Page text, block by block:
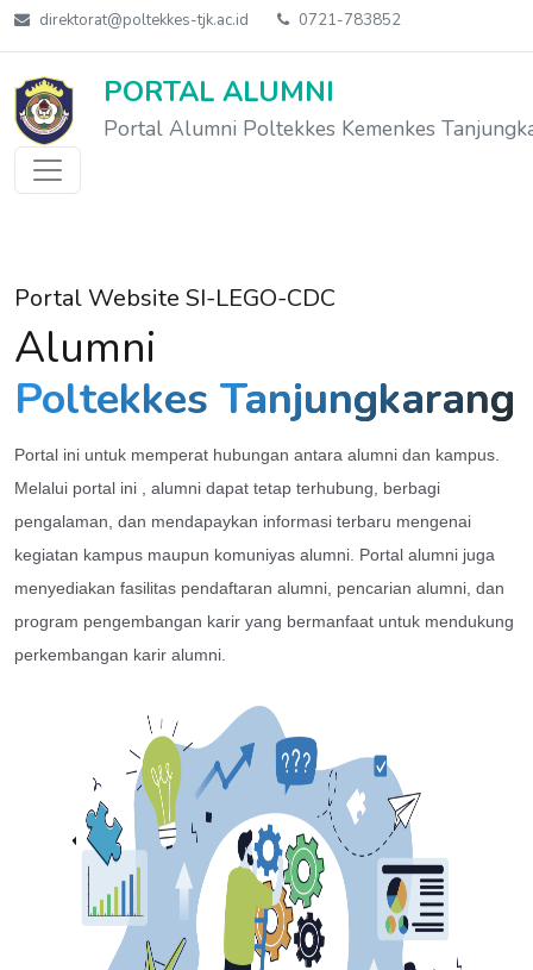
direktorat@poltekkes-tjk.ac.id 0721-783852
PORTAL ALUMNI
Portal Alumni Poltekkes Kemenkes
Portal Website SI-LEGO-CDC
Alumni
Poltekkes Tanjungkarang
Portal ini untuk memperat hubungan antara alumni dan kampus.
Melalui portal ini , alumni dapat tetap terhubung, berbagi
pengalaman, dan mendapaykan informasi terbaru mengenai
kegiatan kampus maupun komuniyas alumni. Portal alumni juga
menyediakan fasilitas pendaftaran alumni, pencarian alumni, dan
program pengembangan karir yang bermanfaat untuk mendukung
perkembangan karir alumni.